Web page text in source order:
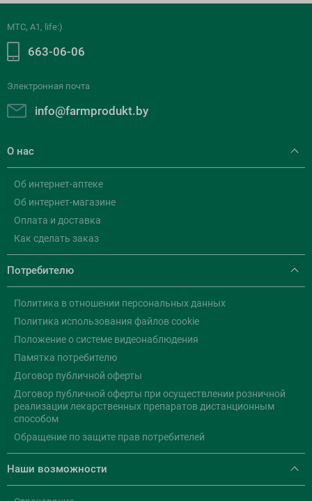
МТС, A1, life:)
663-06-06
Электронная почта
info@farmprodukt.by
О нас
Об интернет-аптеке
Об интернет-магазине
Оплата и доставка
Как сделать заказ
Потребителю
Политика в отношении персональных данных
Политика использования файлов cookie
Положение о системе видеонаблюдения
Памятка потребителю
Договор публичной оферты
Договор публичной оферты при осуществлении розничной
реализации лекарственных препаратов дистанционным
способом
Обращение по защите прав потребителей
Наши возможности